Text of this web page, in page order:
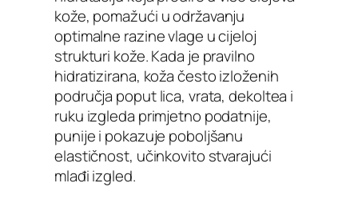
kože, pomažući u održavanju
optimalne razine vlage u cijeloj
strukturi kože. Kada je pravilno
hidratizirana, koža često izloženih
područja poput lica, vrata, dekoltea i
ruku izgleda primjetno podatnije,
punije i pokazuje poboljšanu
elastičnost, učinkovito stvarajući
mlađi izgled.